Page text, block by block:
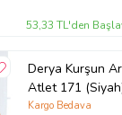
53,33 TL'den
Derya Kurşun
Atlet 171
Kargo Bedava